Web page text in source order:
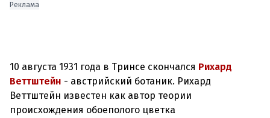
Реклама
10 августа 1931 года в Тринсе скончался Рихард
Веттштейн - австрийский ботаник. Рихард
Веттштейн известен как автор теории
происхождения обоеполого цветка